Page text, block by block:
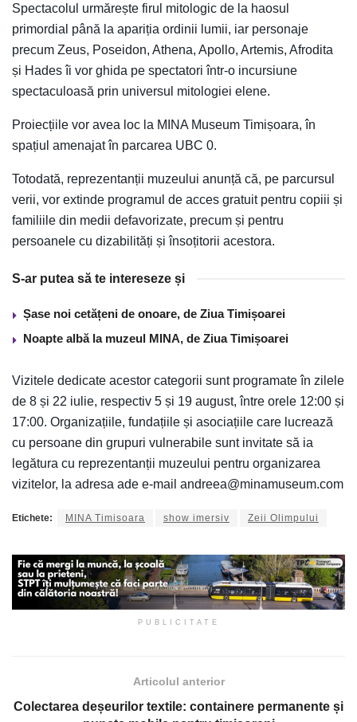
Spectacolul urmărește firul mitologic de la haosul
primordial până la apariția ordinii lumii, iar personaje
precum Zeus, Poseidon, Athena, Apollo, Artemis, Afrodita
și Hades îi vor ghida pe spectatori într-o incursiune
spectaculoasă prin universul mitologiei elene.
Proiecțiile vor avea loc la MINA Museum Timișoara, în
spațiul amenajat în parcarea UBC 0.
Totodată, reprezentanții muzeului anunță că, pe parcursul
verii, vor extinde programul de acces gratuit pentru copiii și
familiile din medii defavorizate, precum și pentru
persoanele cu dizabilități și însoțitorii acestora.
S-ar putea să te intereseze și
Șase noi cetățeni de onoare, de Ziua Timișoarei
Noapte albă la muzeul MINA, de Ziua Timișoarei
Vizitele dedicate acestor categorii sunt programate în zilele
de 8 și 22 iulie, respectiv 5 și 19 august, între orele 12:00 și
17:00. Organizațiile, fundațiile și asociațiile care lucrează
cu persoane din grupuri vulnerabile sunt invitate să ia
legătura cu reprezentanții muzeului pentru organizarea
vizitelor, la adresa ade e-mail andreea@minamuseum.com
Etichete: MINA Timisoara show imersiv Zeii Olimpului
PUBLICITATE
Articolul anterior
Colectarea deșeurilor textile: containere permanente și